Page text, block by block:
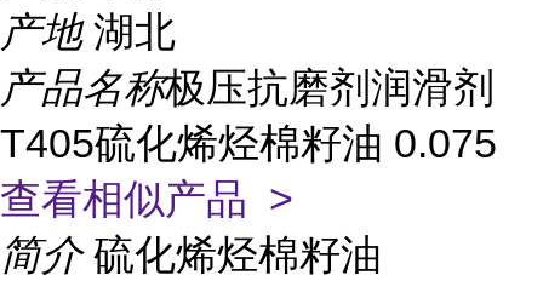
产地 湖北
产品名称极压抗磨剂润滑剂
T405硫化烯烃棉籽油 0.075
查看相似产品 >
简介 硫化烯烃棉籽油